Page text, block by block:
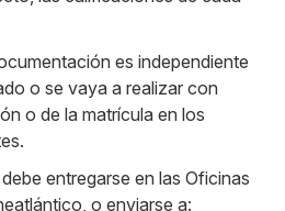
es independiente
o se vaya a realizar con
o de la matrícula en los
entregarse en las Oficinas
o enviarse a: